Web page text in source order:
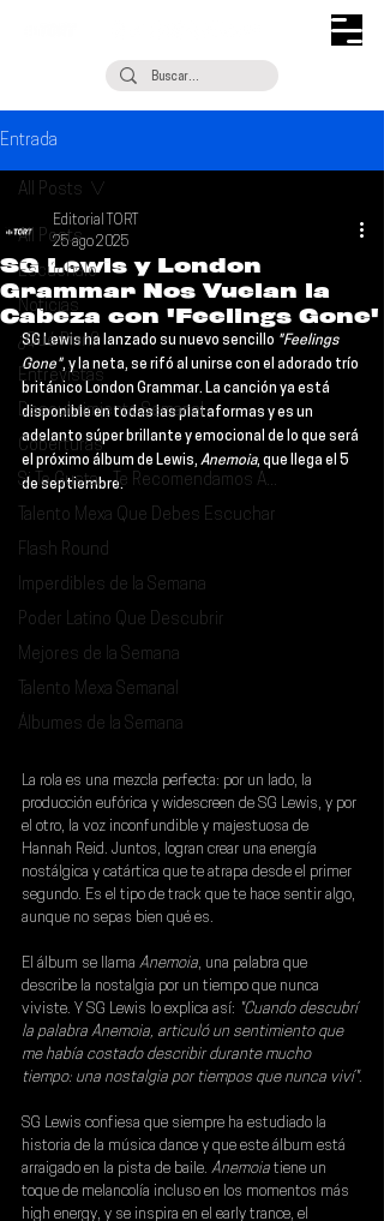
Entrada
All Posts
Escúchalo
Noticias
¿Qué Plan?
Entrevistas
Descubrimiento Semanal
Coberturas
Si Te Gusta... Te Recomendamos A...
Talento Mexa Que Debes Escuchar
Flash Round
Imperdibles de la Semana
Poder Latino Que Descubrir
Mejores de la Semana
Talento Mexa Semanal
Álbumes de la Semana
All Posts
SG Lewis y London
Grammar Nos Vuelan la
Cabeza con 'Feelings Gone'
Editorial TORT
25 ago 2025
SG Lewis ha lanzado su nuevo sencillo "Feelings
Gone", y la neta, se rifó al unirse con el adorado trío
británico London Grammar. La canción ya está
disponible en todas las plataformas y es un
adelanto súper brillante y emocional de lo que será
el próximo álbum de Lewis, Anemoia, que llega el 5
de septiembre.
La rola es una mezcla perfecta: por un lado, la
producción eufórica y widescreen de SG Lewis, y por
el otro, la voz inconfundible y majestuosa de
Hannah Reid. Juntos, logran crear una energía
nostálgica y catártica que te atrapa desde el primer
segundo. Es el tipo de track que te hace sentir algo,
aunque no sepas bien qué es.
El álbum se llama Anemoia, una palabra que
describe la nostalgia por un tiempo que nunca
viviste. Y SG Lewis lo explica así: "Cuando descubrí
la palabra Anemoia, articuló un sentimiento que
me había costado describir durante mucho
tiempo: una nostalgia por tiempos que nunca viví".
SG Lewis confiesa que siempre ha estudiado la
historia de la música dance y que este álbum está
arraigado en la pista de baile. Anemoia tiene un
toque de melancolía incluso en los momentos más
high energy, y se inspira en el early trance, el